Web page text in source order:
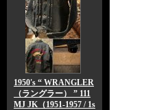
1950's “ WRANGLER
（ラングラー） ” 111
MJ JK（1951-1957 / 1s